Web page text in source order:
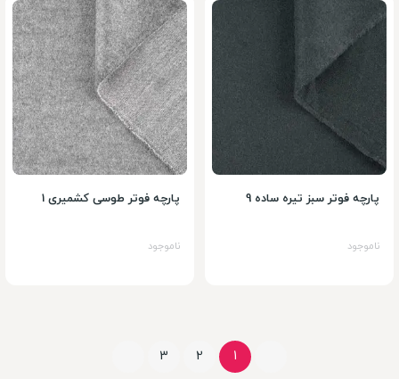
پارچه فوتر سبز تیره ساده 9
ناموجود
پارچه فوتر طوسی کشمیری 1
ناموجود
1
2
3